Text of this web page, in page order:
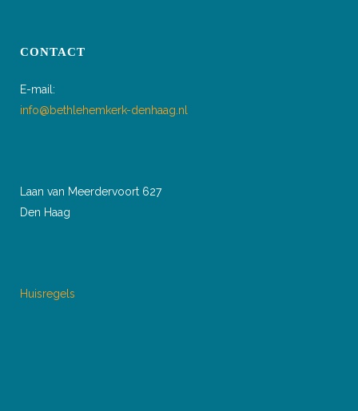
CONTACT
E-mail:
info@bethlehemkerk-denhaag.nl
Laan van Meerdervoort 627
Den Haag
Huisregels